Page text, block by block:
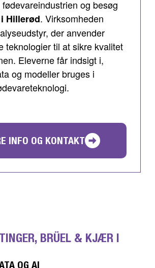
og besøg
Hillerød. Virksomheden
der anvender
teknologier til at sikre kvalitet
Eleverne får indsigt i,
og modeller bruges i
INFO OG KONTAKT
BRÜEL & KJÆR I
OG AI